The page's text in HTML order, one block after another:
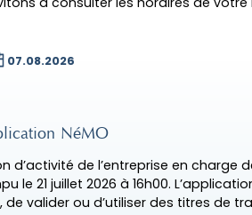
07.08.2026
NéMO
d’activité de l’entreprise en charge
le 21 juillet 2026 à 16h00.
de valider ou d’utiliser des titres de